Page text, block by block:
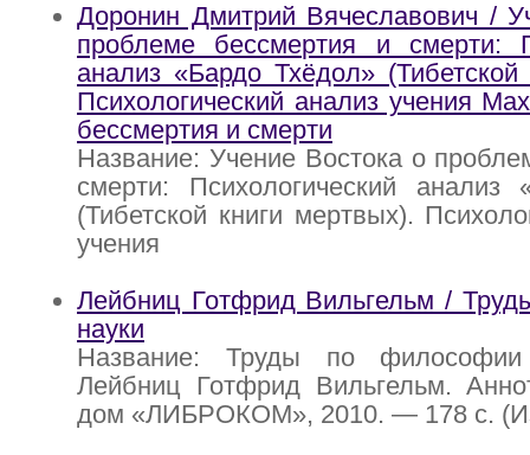
Доронин Дмитрий Вячеславович /
проблеме бессмертия и смерти:
анализ «Бардо Тхёдол»
Психологический анализ учения
бессмертия и смерти
Название: Учение Востока о
смерти: Психологический анализ
(Тибетской книги мертвых).
учения
Лейбниц Готфрид Вильгельм /
науки
Название: Труды по
Лейбниц Готфрид Вильгельм.
дом «ЛИБРОКОМ», 2010. — 178 с.